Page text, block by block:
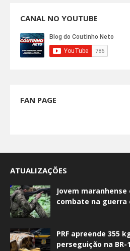
CANAL NO YOUTUBE
FAN PAGE
ATUALIZAÇÕES
Jovem
combate na guerra
PRF apreende 355
perseguição na